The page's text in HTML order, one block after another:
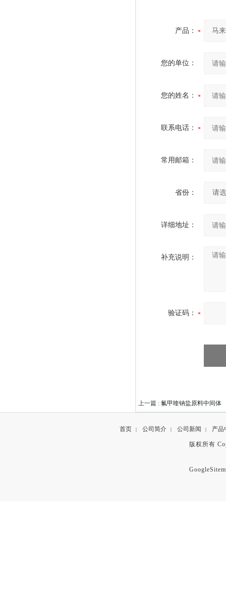
产品：
您的单位：
您的姓名：
联系电话：
常用邮箱：
省份：
详细地址：
补充说明：
验证码：
上一篇 : 氟甲喹钠盐原料中间体
首页 | 公司简介 | 公司新闻 | 产品
版权所有